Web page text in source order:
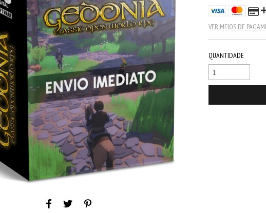
VER MEIOS DE
QUANTIDADE